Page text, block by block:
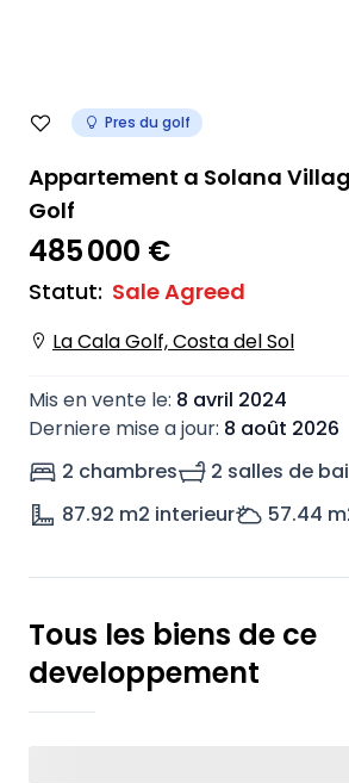
Pres du golf
Appartement a Solana
Golf
485 000 €
Statut: Sale Agreed
La Cala Golf, Costa del Sol
Mis en vente le: 8 avril 2024
Derniere mise a jour: 8 août 2026
2 chambres
2 salles de
87.92 m2 interieur 57.44
Tous les biens de ce
developpement